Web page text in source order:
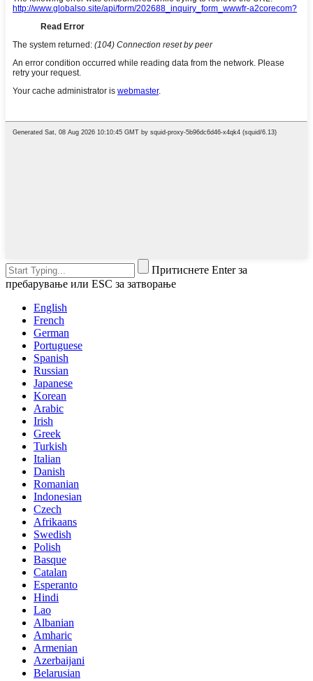
Притиснете Enter за
пребарување или ESC за затворање
English
French
German
Portuguese
Spanish
Russian
Japanese
Korean
Arabic
Irish
Greek
Turkish
Italian
Danish
Romanian
Indonesian
Czech
Afrikaans
Swedish
Polish
Basque
Catalan
Esperanto
Hindi
Lao
Albanian
Amharic
Armenian
Azerbaijani
Belarusian